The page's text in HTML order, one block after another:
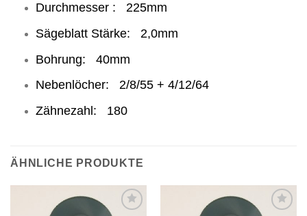
Durchmesser : 225mm
Sägeblatt Stärke: 2,0mm
Bohrung: 40mm
Nebenlöcher: 2/8/55 + 4/12/64
Zähnezahl: 180
ÄHNLICHE PRODUKTE